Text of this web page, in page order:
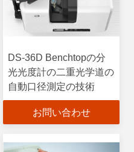
DS-36D Benchtopの分
光光度計の二重光学道の
自動口径測定の技術
お問い合わせ